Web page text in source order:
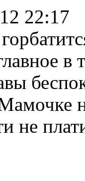
22:17
в
не